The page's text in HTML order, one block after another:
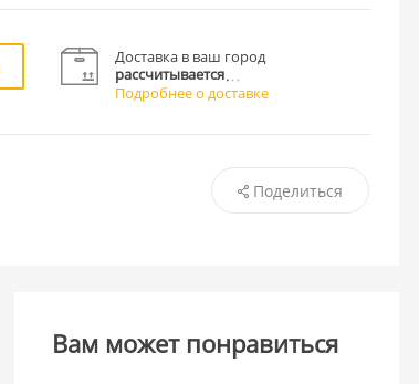
Доставка в ваш город
рассчитывается
Подробнее о доставке
Поделиться
Вам может понравиться